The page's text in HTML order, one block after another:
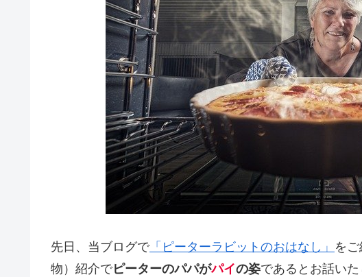
先日、当ブログで「ピーターラビットのおはなし」 を
物）紹介でピーターのパパがパイの姿であるとお話いた